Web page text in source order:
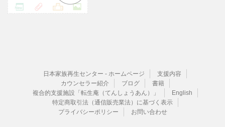
日本家族再生センター - ホームページ
支援内容
カウンセラー紹介
ブログ
書籍
複合的支援施設「転生庵（てんしょうあん）」
English
特定商取引法（通信販売業法）に基づく表示
プライバシーポリシー
お問い合わせ